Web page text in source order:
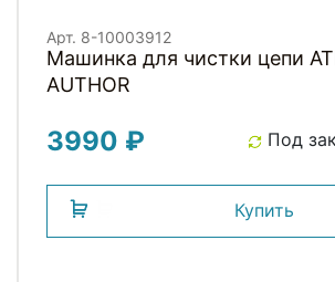
Арт. 8-10003912
Машинка для чистки цепи
AUTHOR
3990 ₽ Под
Купить